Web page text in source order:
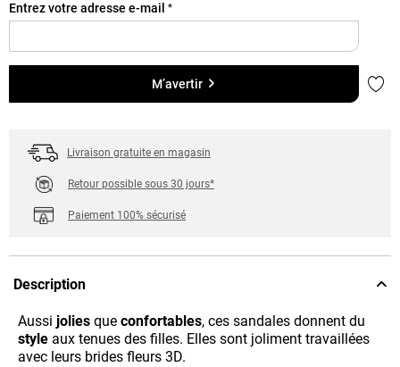
Entrez votre adresse e-mail *
M’avertir
Livraison gratuite en magasin
Retour possible sous 30 jours*
Paiement 100% sécurisé
Description
Aussi jolies que confortables, ces sandales donnent du
style aux tenues des filles. Elles sont joliment travaillées
avec leurs brides fleurs 3D.